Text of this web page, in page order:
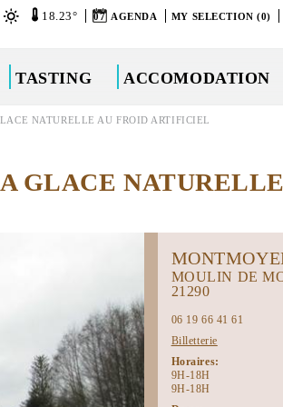
18.23° 07 AGENDA MY SELECTION (0)
TASTING ACCOMODATION
NATURELLE AU FROID ARTIFICIEL
GLACE
MOULIN DE
21290
06 19 66 41 61
Billetterie
Horaires:
9H-18H
9H-18H